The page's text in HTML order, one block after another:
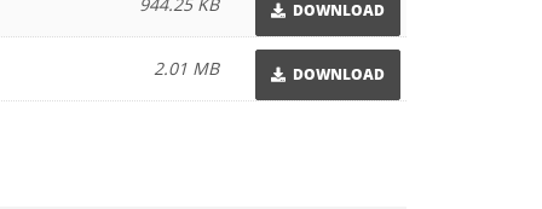
DOWNLOAD
DOWNLOAD
2.01 MB